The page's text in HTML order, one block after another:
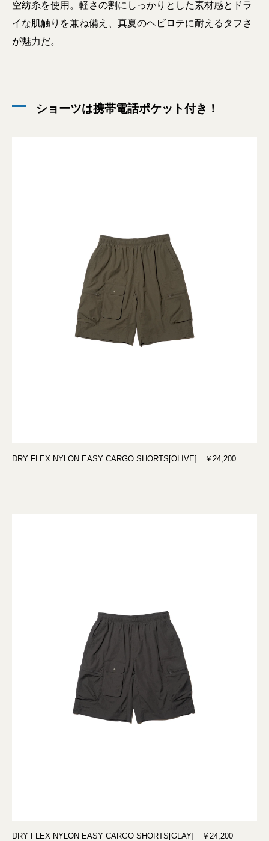
空紡糸を使用。軽さの割にしっかりとした素材感とドラ
イな肌触りを兼ね備え、真夏のヘビロテに耐えるタフさ
が魅力だ。
ショーツは携帯電話ポケット付き！
DRY FLEX NYLON EASY CARGO SHORTS[OLIVE] ￥24,200
DRY FLEX NYLON EASY CARGO SHORTS[GLAY] ￥24,200